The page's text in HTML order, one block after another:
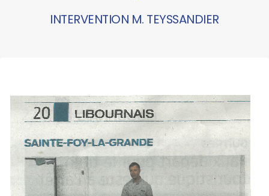
INTERVENTION M. TEYSSANDIER